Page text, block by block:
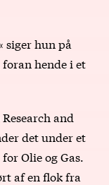
siger hun på
hende i et
and
det under et
Olie og Gas.
af en flok fra